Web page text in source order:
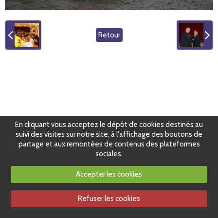
Retour
En cliquant vous acceptez le dépôt de cookies destinés au
suivi des visites sur notre site, à l'affichage des boutons de
partage et aux remontées de contenus des plateformes
sociales.
Accepter les cookies
Refuser les cookies